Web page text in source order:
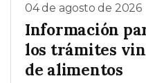
04 de agosto de 2026
Información
los trámites
de alimentos